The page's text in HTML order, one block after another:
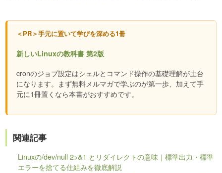
＜PR＞手元に置いて学びを深める1冊
新しいLinuxの教科書 第2版
cronのジョブ設定はシェルとコマンド操作の基礎理解が土台
になります。まず無料メルマガで学ぶのが第一歩、加えて手
元に1冊置くなら本書がおすすめです。
関連記事
Linuxの/dev/null 2>&1 とリダイレクトの意味｜標準出力・標準
エラーを捨てる仕組みを徹底解説